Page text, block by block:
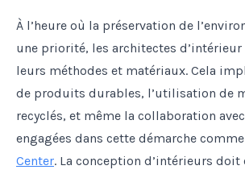
À l’heure où la préservation de
une priorité, les architectes
leurs méthodes et matériaux. Cela
de produits durables, l’utilisation de
recyclés, et même la collaboration
engagées dans cette démarche comme
Center. La conception d’intérieurs doit